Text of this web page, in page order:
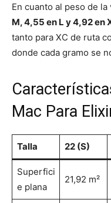
En cuanto al peso de la
M, 4,55 en L y 4,92 en
tanto para XC de ruta
donde cada gramo se
Mac Para
Talla 22 (S)
Superfici
e plana
21,92 m²